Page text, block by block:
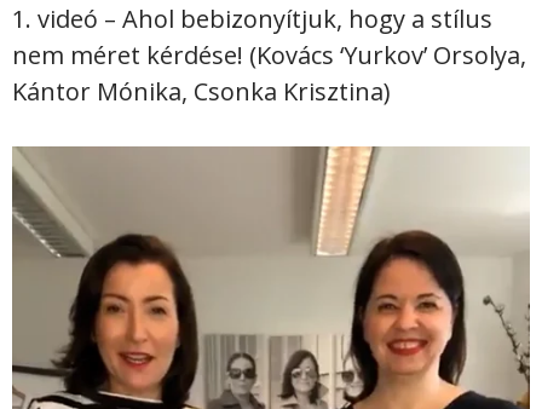
1. videó – Ahol bebizonyítjuk, hogy a stílus
nem méret kérdése! (Kovács ‘Yurkov’ Orsolya,
Kántor Mónika, Csonka Krisztina)